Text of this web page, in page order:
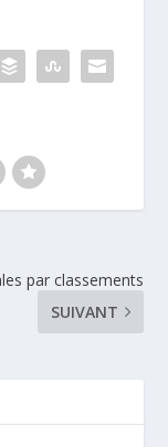
par classements
SUIVANT